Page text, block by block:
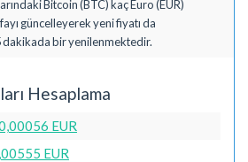
Bitcoin (BTC) kaç Euro (EUR)
güncelleyerek yeni fiyatı da
bir yenilenmektedir.
Hesaplama
EUR
EUR